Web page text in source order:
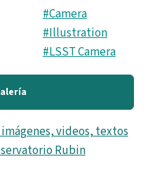
#Camera
#Illustration
#LSST Camera
imágenes, videos, textos
Rubin